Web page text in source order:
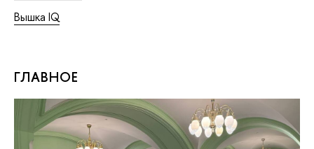
Вышка IQ
ГЛАВНОЕ